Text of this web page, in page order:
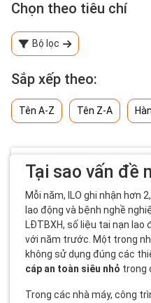
Chọn theo tiêu chí
Bộ lọc
Sắp xếp theo:
Tên A-Z Tên Z-A
Tại sao vấn đề
Mỗi năm, ILO ghi nhận hơn
lao động và bệnh nghề
LĐTBXH, số liệu tai nạn lao
với năm trước. Một trong
không sử dụng đúng các
cáp an toàn siêu nhỏ trong
Trong các nhà máy, công